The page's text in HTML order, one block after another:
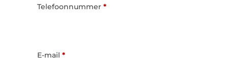
Telefoonnummer *
E-mail *